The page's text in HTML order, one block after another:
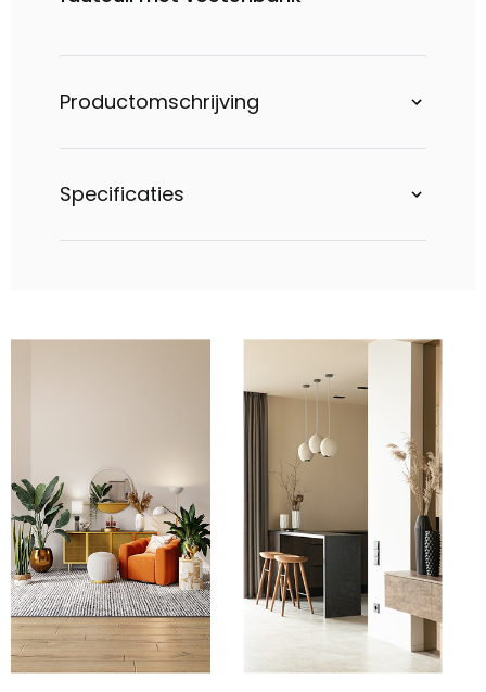
Productomschrijving
Specificaties